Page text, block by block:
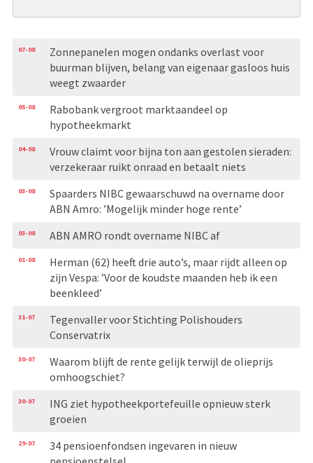
07-08
Zonnepanelen mogen ondanks overlast voor
buurman blijven, belang van eigenaar gasloos huis
weegt zwaarder
05-08
Rabobank vergroot marktaandeel op
hypotheekmarkt
04-08
Vrouw claimt voor bijna ton aan gestolen sieraden:
verzekeraar ruikt onraad en betaalt niets
03-08
Spaarders NIBC gewaarschuwd na overname door
ABN Amro: ’Mogelijk minder hoge rente’
03-08 ABN AMRO rondt overname NIBC af
01-08
Herman (62) heeft drie auto’s, maar rijdt alleen op
zijn Vespa: ’Voor de koudste maanden heb ik een
beenkleed’
31-07
Tegenvaller voor Stichting Polishouders
Conservatrix
30-07
Waarom blijft de rente gelijk terwijl de olieprijs
omhoogschiet?
30-07
ING ziet hypotheekportefeuille opnieuw sterk
groeien
29-07
34 pensioenfondsen ingevaren in nieuw